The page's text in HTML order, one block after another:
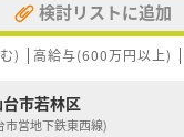
検討リストに追加
) 高給与(600万円以上)
市若林区
市営地下鉄東西線)